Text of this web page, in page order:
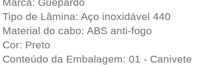
Tipo de Lâmina: Aço inoxidável 440
Material do cabo: ABS anti-fogo
Cor: Preto
Conteúdo da Embalagem: 01 - Canivete